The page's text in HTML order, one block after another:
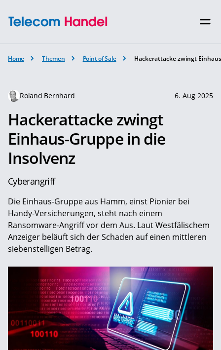
Home Themen Point of Sale Hackerattacke zwingt
Roland Bernhard 6. Aug 2025
Hackerattacke zwingt
Einhaus-Gruppe in die
Insolvenz
Cyberangriff
Die Einhaus-Gruppe aus Hamm, einst Pionier bei
Handy-Versicherungen, steht nach einem
Ransomware-Angriff vor dem Aus. Laut Westfälischem
Anzeiger beläuft sich der Schaden auf einen mittleren
siebenstelligen Betrag.